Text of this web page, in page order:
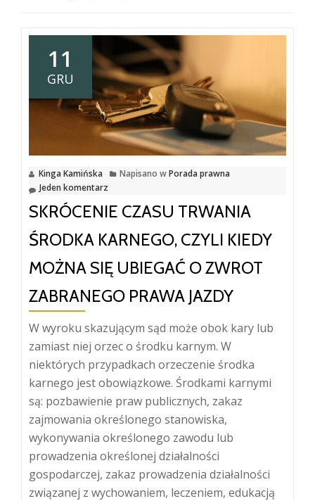
11
GRU
Kinga Kamińska Napisano wPorada prawna
Jeden komentarz
SKRÓCENIE CZASU TRWANIA
ŚRODKA KARNEGO, CZYLI KIEDY
MOŻNA SIĘ UBIEGAĆ O ZWROT
ZABRANEGO PRAWA JAZDY
W wyroku skazującym sąd może obok kary lub
zamiast niej orzec o środku karnym. W
niektórych przypadkach orzeczenie środka
karnego jest obowiązkowe. Środkami karnymi
są: pozbawienie praw publicznych, zakaz
zajmowania określonego stanowiska,
wykonywania określonego zawodu lub
prowadzenia określonej działalności
gospodarczej, zakaz prowadzenia działalności
związanej z wychowaniem, leczeniem, edukacją